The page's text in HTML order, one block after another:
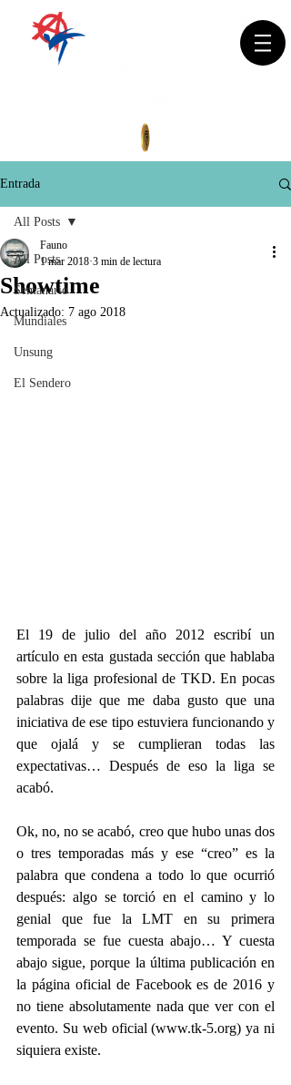
Entrada
All Posts
Semanario
Mundiales
Unsung
El Sendero
All Posts
Showtime
Fauno
1 mar 2018 3 min de lectura
Actualizado: 7 ago 2018
El 19 de julio del año 2012 escribí un
artículo en esta gustada sección que hablaba
sobre la liga profesional de TKD. En pocas
palabras dije que me daba gusto que una
iniciativa de ese tipo estuviera funcionando y
que ojalá y se cumplieran todas las
expectativas… Después de eso la liga se
acabó.
Ok, no, no se acabó, creo que hubo unas dos
o tres temporadas más y ese “creo” es la
palabra que condena a todo lo que ocurrió
después: algo se torció en el camino y lo
genial que fue la LMT en su primera
temporada se fue cuesta abajo… Y cuesta
abajo sigue, porque la última publicación en
la página oficial de Facebook es de 2016 y
no tiene absolutamente nada que ver con el
evento. Su web oficial (www.tk-5.org) ya ni
siquiera existe.